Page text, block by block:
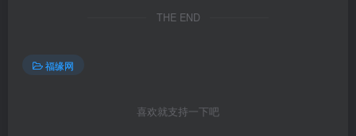
THE END
福缘网
喜欢就支持一下吧